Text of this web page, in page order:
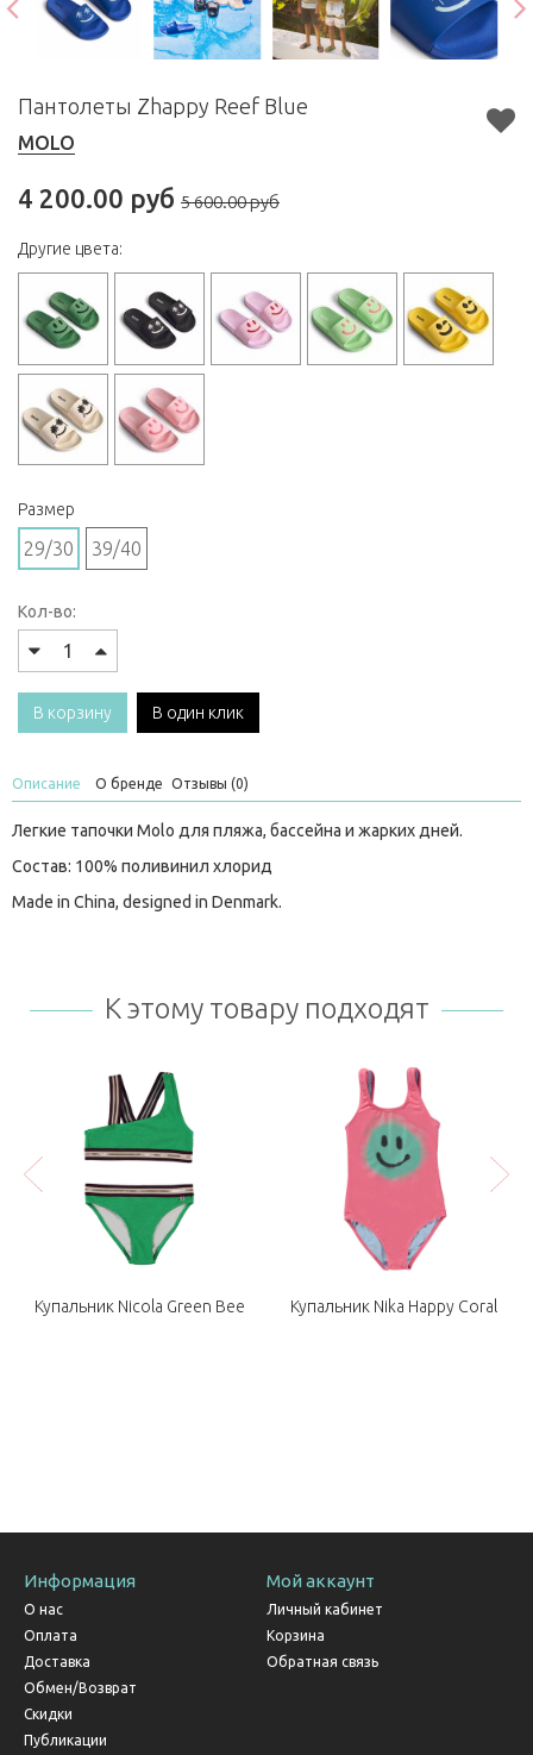
Пантолеты Zhappy Reef Blue
MOLO
4 200.00 руб 5 600.00 руб
Другие цвета:
Размер
29/30 39/40
Кол-во:
В корзину В один клик
Описание О бренде Отзывы (0)
Легкие тапочки Molo для пляжа, бассейна и жарких дней.
Состав: 100% поливинил хлорид
Made in China, designed in Denmark.
К этому товару подходят
Купальник Nicola Green Bee Купальник Nika Happy Coral
Информация
О нас
Оплата
Доставка
Обмен/Возврат
Скидки
Публикации
Мой аккаунт
Личный кабинет
Корзина
Обратная связь